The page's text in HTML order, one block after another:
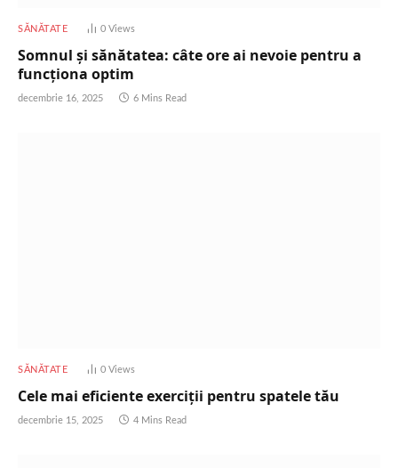
SĂNĂTATE 0Views
Somnul și sănătatea: câte ore ai nevoie pentru a
funcționa optim
decembrie 16, 2025 6 Mins Read
SĂNĂTATE 0Views
Cele mai eficiente exerciții pentru spatele tău
decembrie 15, 2025 4 Mins Read